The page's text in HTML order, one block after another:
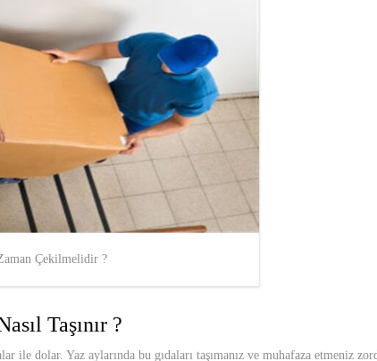
Çekilmelidir ?
Taşınır ?
ile dolar. Yaz aylarında bu gıdaları taşımanız ve muhafaza etmeniz